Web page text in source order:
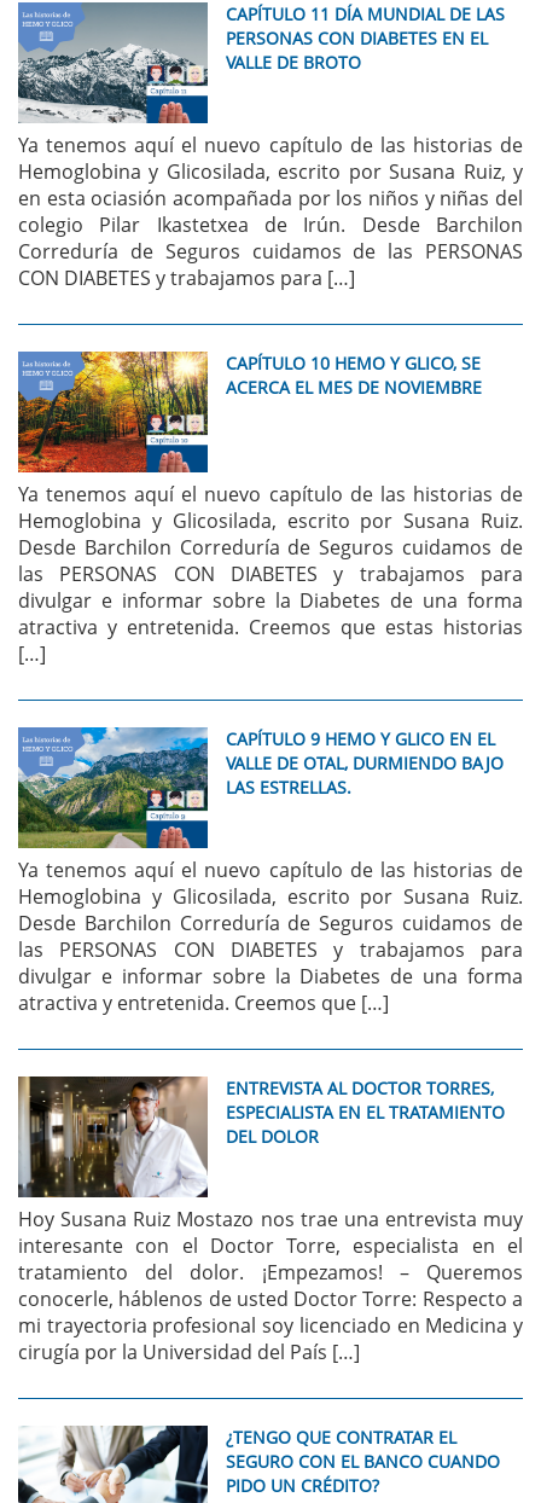
CAPÍTULO 11 DÍA MUNDIAL DE LAS
PERSONAS CON DIABETES EN EL
VALLE DE BROTO
Ya tenemos aquí el nuevo capítulo de las historias de
Hemoglobina y Glicosilada, escrito por Susana Ruiz, y
en esta ociasión acompañada por los niños y niñas del
colegio Pilar Ikastetxea de Irún. Desde Barchilon
Correduría de Seguros cuidamos de las PERSONAS
CON DIABETES y trabajamos para […]
CAPÍTULO 10 HEMO Y GLICO, SE
ACERCA EL MES DE NOVIEMBRE
Ya tenemos aquí el nuevo capítulo de las historias de
Hemoglobina y Glicosilada, escrito por Susana Ruiz.
Desde Barchilon Correduría de Seguros cuidamos de
las PERSONAS CON DIABETES y trabajamos para
divulgar e informar sobre la Diabetes de una forma
atractiva y entretenida. Creemos que estas historias
[…]
CAPÍTULO 9 HEMO Y GLICO EN EL
VALLE DE OTAL, DURMIENDO BAJO
LAS ESTRELLAS.
Ya tenemos aquí el nuevo capítulo de las historias de
Hemoglobina y Glicosilada, escrito por Susana Ruiz.
Desde Barchilon Correduría de Seguros cuidamos de
las PERSONAS CON DIABETES y trabajamos para
divulgar e informar sobre la Diabetes de una forma
atractiva y entretenida. Creemos que […]
ENTREVISTA AL DOCTOR TORRES,
ESPECIALISTA EN EL TRATAMIENTO
DEL DOLOR
Hoy Susana Ruiz Mostazo nos trae una entrevista muy
interesante con el Doctor Torre, especialista en el
tratamiento del dolor. ¡Empezamos! – Queremos
conocerle, háblenos de usted Doctor Torre: Respecto a
mi trayectoria profesional soy licenciado en Medicina y
cirugía por la Universidad del País […]
¿TENGO QUE CONTRATAR EL
SEGURO CON EL BANCO CUANDO
PIDO UN CRÉDITO?